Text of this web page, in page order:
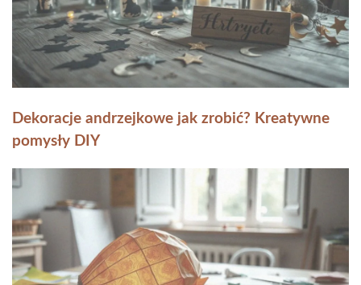
Dekoracje andrzejkowe jak zrobić? Kreatywne
pomysły DIY